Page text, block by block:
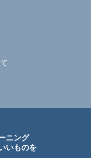
ニング
いものを